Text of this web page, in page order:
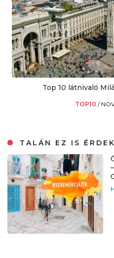
Top 10 látnivaló
TOP10 /
TALÁN EZ IS